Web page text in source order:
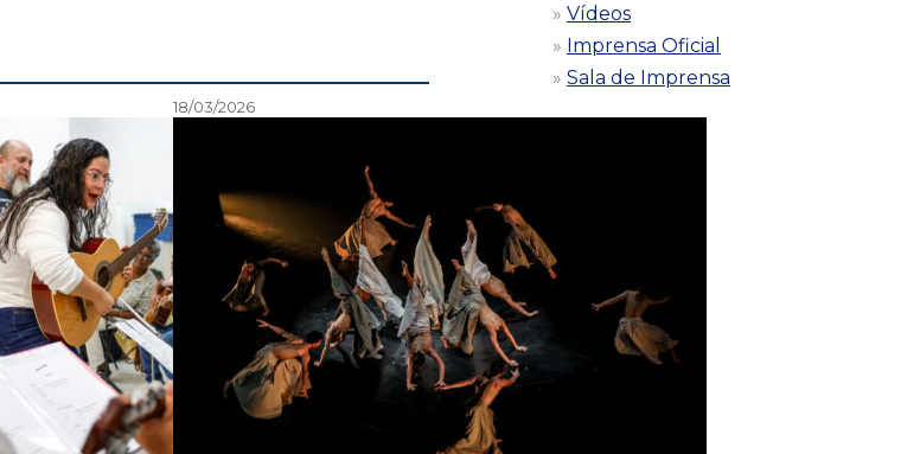
18/03/2026
Vídeos
Imprensa Oficial
Sala de Imprensa